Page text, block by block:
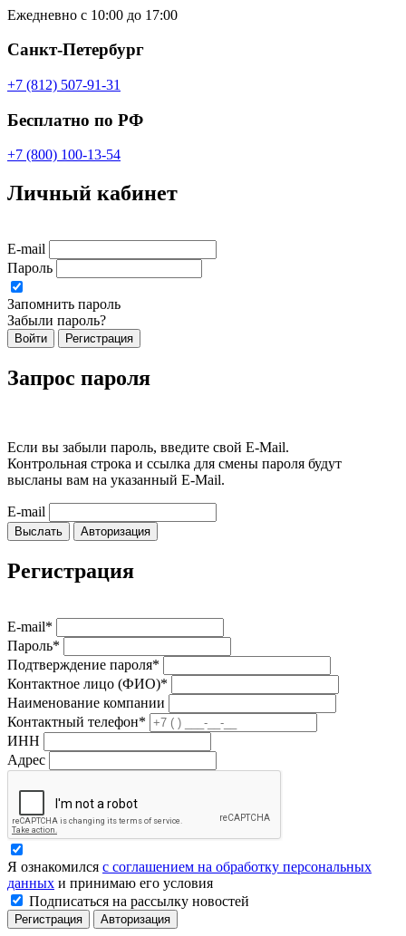
Ежедневно с 10:00 до 17:00
Санкт-Петербург
+7 (812) 507-91-31
Бесплатно по РФ
+7 (800) 100-13-54
Личный кабинет
E-mail
Пароль
Запомнить пароль
Забыли пароль?
Войти Регистрация
Запрос пароля
Если вы забыли пароль, введите свой E-Mail.
Контрольная строка и ссылка для смены пароля будут
высланы вам на указанный E-Mail.
E-mail
Выслать Авторизация
Регистрация
E-mail*
Пароль*
Подтверждение пароля*
Контактное лицо (ФИО)*
Наименование компании
Контактный телефон*
ИНН
Адрес
Я ознакомился с соглашением на обработку персональных
данных и принимаю его условия
Подписаться на рассылку новостей
Регистрация Авторизация